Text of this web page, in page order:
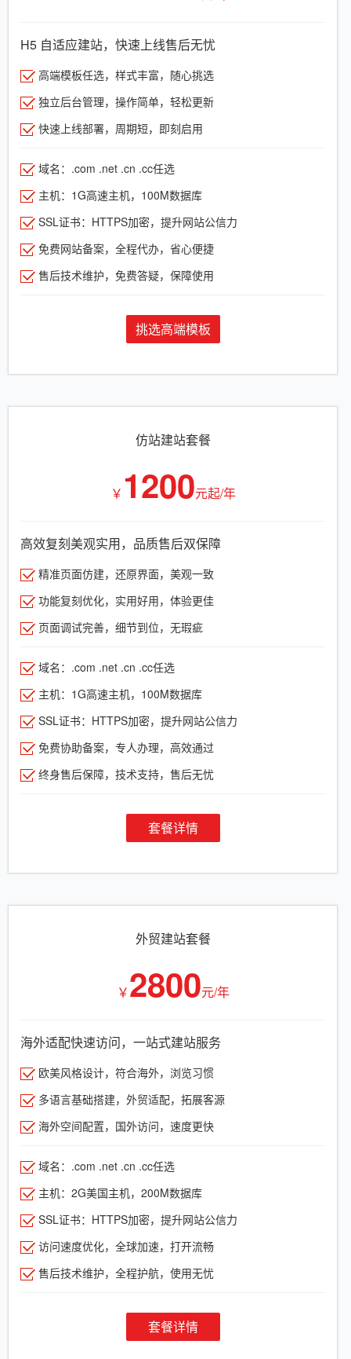
H5 自适应建站，快速上线售后无忧
高端模板任选，样式丰富，随心挑选
独立后台管理，操作简单，轻松更新
快速上线部署，周期短，即刻启用
域名：.com .net .cn .cc任选
主机：1G高速主机，100M数据库
SSL证书：HTTPS加密，提升网站公信力
免费网站备案，全程代办，省心便捷
售后技术维护，免费答疑，保障使用
挑选高端模板
仿站建站套餐
￥ 1200元起/年
高效复刻美观实用，品质售后双保障
精准页面仿建，还原界面，美观一致
功能复刻优化，实用好用，体验更佳
页面调试完善，细节到位，无瑕疵
域名：.com .net .cn .cc任选
主机：1G高速主机，100M数据库
SSL证书：HTTPS加密，提升网站公信力
免费协助备案，专人办理，高效通过
终身售后保障，技术支持，售后无忧
套餐详情
外贸建站套餐
￥2800元/年
海外适配快速访问，一站式建站服务
欧美风格设计，符合海外，浏览习惯
多语言基础搭建，外贸适配，拓展客源
海外空间配置，国外访问，速度更快
域名：.com .net .cn .cc任选
主机：2G美国主机，200M数据库
SSL证书：HTTPS加密，提升网站公信力
访问速度优化，全球加速，打开流畅
售后技术维护，全程护航，使用无忧
套餐详情